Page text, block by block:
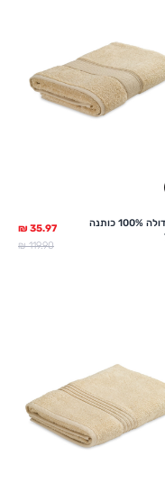
מגבת גדולה 100% כותנה
מחיר מלא
119.90 ₪